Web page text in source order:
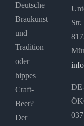
Deutsche
Braukunst
und
Tradition
oder
hippes
Craft-
Beer?
Der
Str.
037